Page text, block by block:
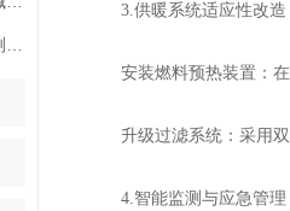
​3.供暖系统适应性改造
安装燃料预热装置：在
升级过滤系统：采用双
​4.智能监测与应急管理